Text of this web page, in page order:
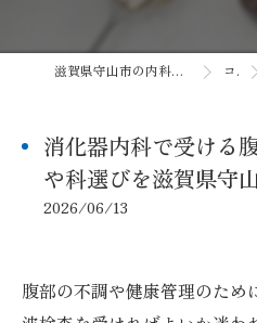
滋賀県守山市の内科ならブルーレイク消化器内科クリニック コラム
消化器内科で受ける
や科選びを滋賀県守
2026/06/13
腹部の不調や健康管理のため